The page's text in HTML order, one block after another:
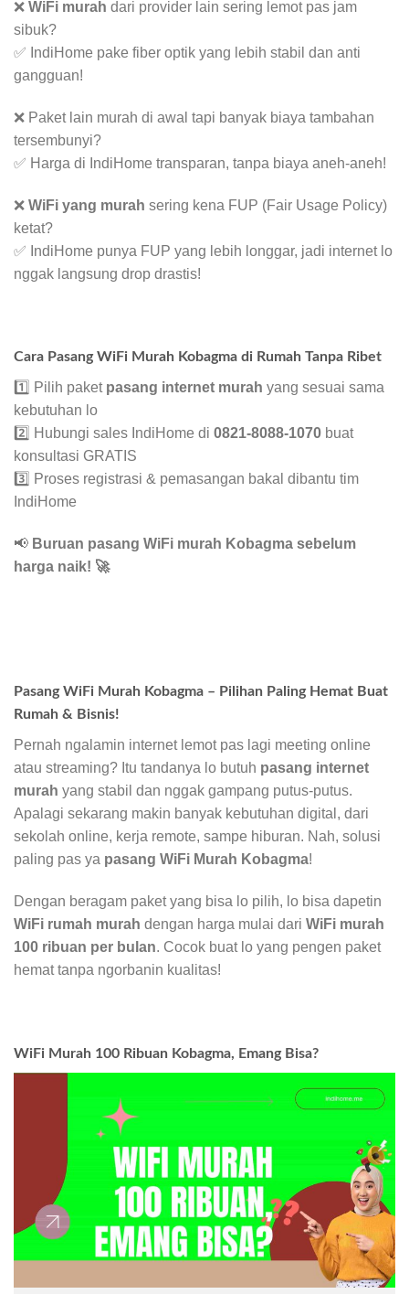
❌ WiFi murah dari provider lain sering lemot pas jam
sibuk?
✅ IndiHome pake fiber optik yang lebih stabil dan anti
gangguan!
❌ Paket lain murah di awal tapi banyak biaya tambahan
tersembunyi?
✅ Harga di IndiHome transparan, tanpa biaya aneh-aneh!
❌ WiFi yang murah sering kena FUP (Fair Usage Policy)
ketat?
✅ IndiHome punya FUP yang lebih longgar, jadi internet lo
nggak langsung drop drastis!
Cara Pasang WiFi Murah Kobagma di Rumah Tanpa Ribet
1️⃣ Pilih paket pasang internet murah yang sesuai sama
kebutuhan lo
2️⃣ Hubungi sales IndiHome di 0821-8088-1070 buat
konsultasi GRATIS
3️⃣ Proses registrasi & pemasangan bakal dibantu tim
IndiHome
📢 Buruan pasang WiFi murah Kobagma sebelum
harga naik! 🚀
Pasang WiFi Murah Kobagma – Pilihan Paling Hemat Buat
Rumah & Bisnis!
Pernah ngalamin internet lemot pas lagi meeting online
atau streaming? Itu tandanya lo butuh pasang internet
murah yang stabil dan nggak gampang putus-putus.
Apalagi sekarang makin banyak kebutuhan digital, dari
sekolah online, kerja remote, sampe hiburan. Nah, solusi
paling pas ya pasang WiFi Murah Kobagma!
Dengan beragam paket yang bisa lo pilih, lo bisa dapetin
WiFi rumah murah dengan harga mulai dari WiFi murah
100 ribuan per bulan. Cocok buat lo yang pengen paket
hemat tanpa ngorbanin kualitas!
WiFi Murah 100 Ribuan Kobagma, Emang Bisa?